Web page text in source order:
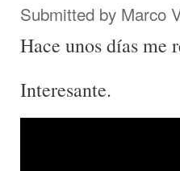
Submitted by Marco
Hace unos días me
Interesante.